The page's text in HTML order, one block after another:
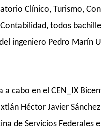
Clínico, Turismo,
Contabilidad, todos
ingeniero Pedro Marín
cabo en el CEN_IX
Héctor Javier
de Servicios Federales